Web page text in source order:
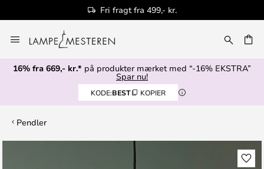
Fri fragt fra 499,- kr.
to
Content
16% fra 669,- kr.* på produkter mærket med “-16% EKSTRA”
Spar nu!
KODE:BEST KOPIER
Pendler